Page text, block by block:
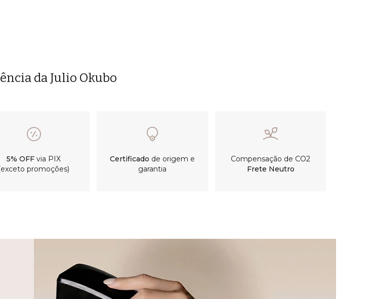
da Julio Okubo
5% OFF via PIX
promoções)
Certificado de origem e
garantia
Compensação de CO2
Frete Neutro